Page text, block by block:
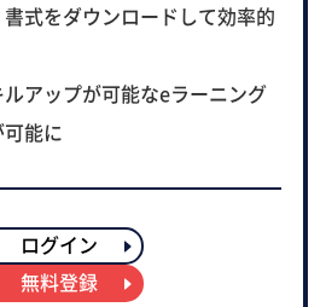
式をダウンロードして効率的
アップが可能なeラーニング
能に
ログイン
無料登録